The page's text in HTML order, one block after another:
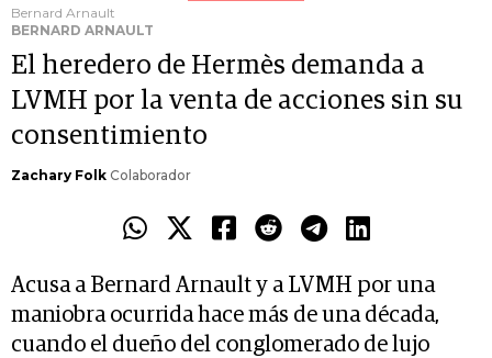
Bernard Arnault
BERNARD ARNAULT
El heredero de Hermès demanda a
LVMH por la venta de acciones sin su
consentimiento
Zachary Folk Colaborador
Acusa a Bernard Arnault y a LVMH por una
maniobra ocurrida hace más de una década,
cuando el dueño del conglomerado de lujo